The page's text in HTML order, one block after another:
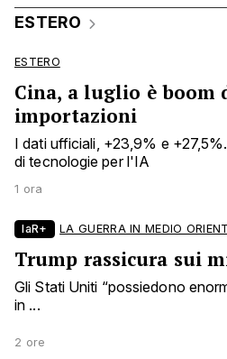
ESTERO
ESTERO
Cina, a luglio è boom
importazioni
I dati ufficiali, +23,9% e
di tecnologie per l'IA
1 ora
laR+ LA GUERRA IN MEDIO
Trump rassicura sui
Gli Stati Uniti “possiedono
in ...
2 ore